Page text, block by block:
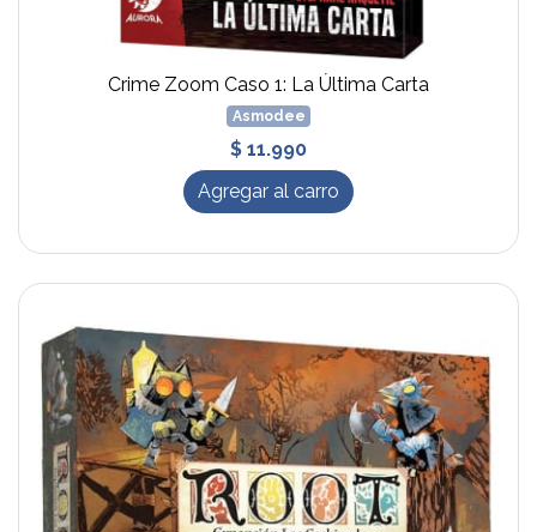
Crime Zoom Caso 1: La Última Carta
Asmodee
$ 11.990
Agregar al carro